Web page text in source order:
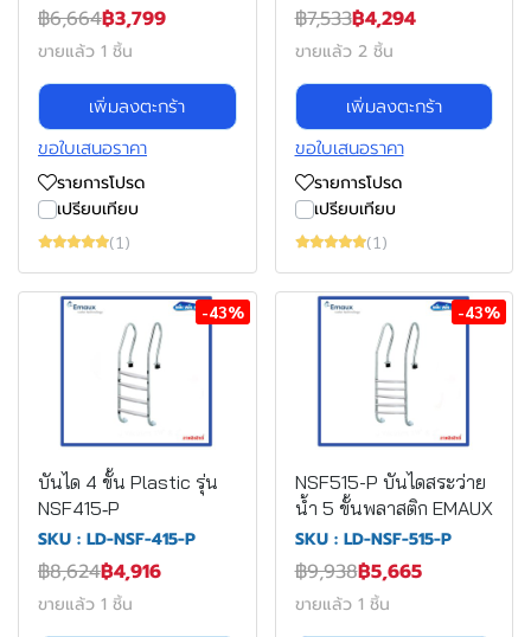
฿6,664฿3,799
ขายแล้ว 1 ชิ้น
เพิ่มลงตะกร้า
ขอใบเสนอราคา
รายการโปรด
เปรียบเทียบ
(1)
฿7,533฿4,294
ขายแล้ว 2 ชิ้น
เพิ่มลงตะกร้า
ขอใบเสนอราคา
รายการโปรด
เปรียบเทียบ
(1)
-43%
บันได 4 ขั้น Plastic รุ่น
NSF415‐P
SKU : LD-NSF-415-P
฿8,624฿4,916
ขายแล้ว 1 ชิ้น
-43%
NSF515-P บันไดสระว่าย
น้ำ 5 ขั้นพลาสติก EMAUX
SKU : LD-NSF-515-P
฿9,938฿5,665
ขายแล้ว 1 ชิ้น